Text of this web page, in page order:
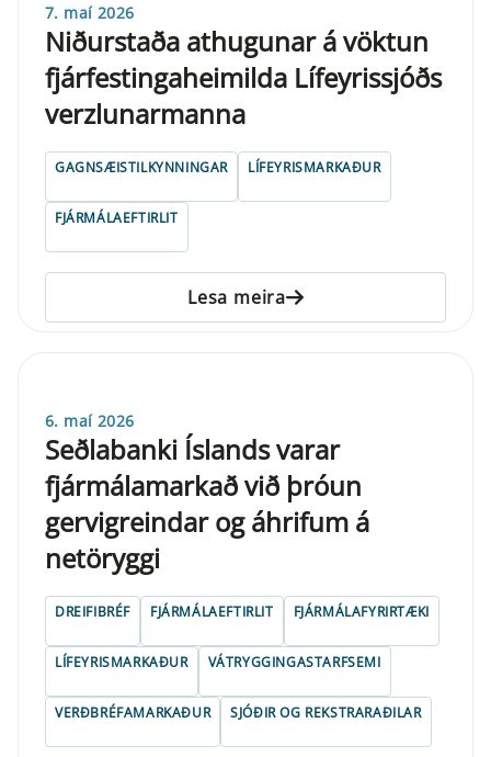
7. maí 2026
Niðurstaða athugunar á vöktun
fjárfestingaheimilda Lífeyrissjóðs
verzlunarmanna
GAGNSÆISTILKYNNINGAR LÍFEYRISMARKAÐUR
FJÁRMÁLAEFTIRLIT
Lesa meira
6. maí 2026
Seðlabanki Íslands varar
fjármálamarkað við þróun
gervigreindar og áhrifum á
netöryggi
DREIFIBRÉF FJÁRMÁLAEFTIRLIT FJÁRMÁLAFYRIRTÆKI
LÍFEYRISMARKAÐUR VÁTRYGGINGASTARFSEMI
VERÐBRÉFAMARKAÐUR SJÓÐIR OG REKSTRARAÐILAR